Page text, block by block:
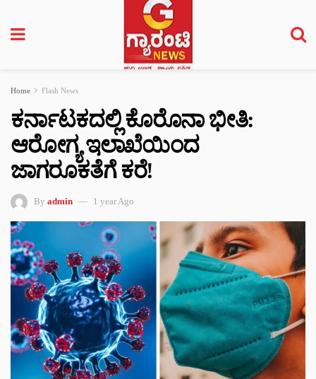
Home Flash News
ಕರ್ನಾಟಕದಲ್ಲಿ ಕೊರೊನಾ ಭೀತಿ:
ಆರೋಗ್ಯ ಇಲಾಖೆಯಿಂದ
ಜಾಗರೂಕತೆಗೆ ಕರೆ!
By admin 1 year Ago